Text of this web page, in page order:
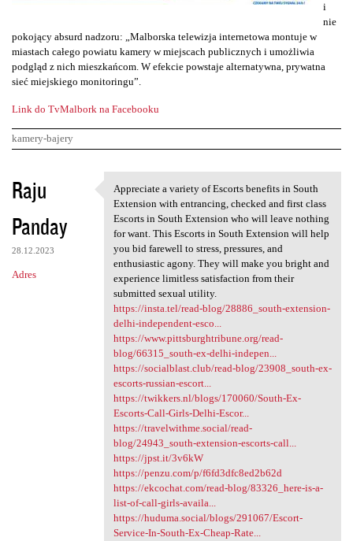
i
nie
pokojący absurd nadzoru: „Malborska telewizja internetowa montuje w
miastach całego powiatu kamery w miejscach publicznych i umożliwia
podgląd z nich mieszkańcom. W efekcie powstaje alternatywna, prywatna
sieć miejskiego monitoringu”.
Link do TvMalbork na Facebooku
kamery-bajery
K
o
m
e
n
Raju
Panday
28.12.2023
Adres
Appreciate a variety of
Appreciate a variety of Escorts benefits in South
Extension with entrancing, checked and first class
Escorts in South Extension who will leave nothing
for want. This Escorts in South Extension will help
you bid farewell to stress, pressures, and
enthusiastic agony. They will make you bright and
experience limitless satisfaction from their
submitted sexual utility.
https://insta.tel/read-blog/28886_south-extension-
delhi-independent-esco...
https://www.pittsburghtribune.org/read-
blog/66315_south-ex-delhi-indepen...
https://socialblast.club/read-blog/23908_south-ex-
escorts-russian-escort...
https://twikkers.nl/blogs/170060/South-Ex-
Escorts-Call-Girls-Delhi-Escor...
https://travelwithme.social/read-
blog/24943_south-extension-escorts-call...
https://jpst.it/3v6kW
https://penzu.com/p/f6fd3dfc8ed2b62d
https://ekcochat.com/read-blog/83326_here-is-a-
list-of-call-girls-availa...
https://huduma.social/blogs/291067/Escort-
Service-In-South-Ex-Cheap-Rate...